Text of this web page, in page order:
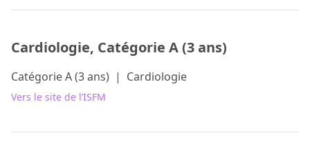
Cardiologie, Catégorie A (3 ans)
Catégorie A (3 ans) | Cardiologie
Vers le site de l’ISFM